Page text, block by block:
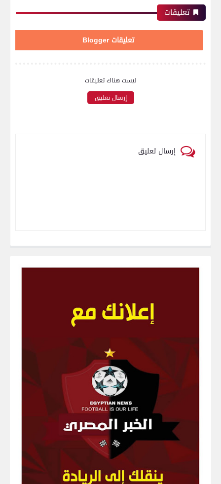
تعليقات
تعليقات Blogger
ليست هناك تعليقات
إرسال تعليق
إرسال تعليق